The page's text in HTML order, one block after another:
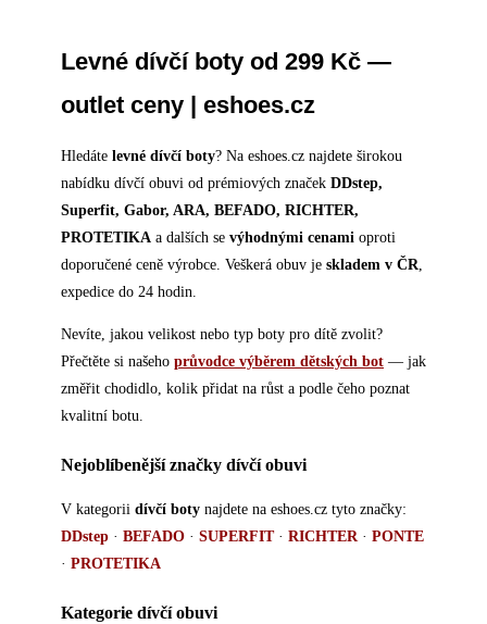
Levné dívčí boty od 299 Kč —
outlet ceny | eshoes.cz
Hledáte levné dívčí boty? Na eshoes.cz najdete širokou
nabídku dívčí obuvi od prémiových značek DDstep,
Superfit, Gabor, ARA, BEFADO, RICHTER,
PROTETIKA a dalších se výhodnými cenami oproti
doporučené ceně výrobce. Veškerá obuv je skladem v ČR
expedice do 24 hodin.
Nevíte, jakou velikost nebo typ boty pro dítě zvolit?
Přečtěte si našeho průvodce výběrem dětských bot — jak
změřit chodidlo, kolik přidat na růst a podle čeho poznat
kvalitní botu.
Nejoblíbenější značky dívčí obuvi
V kategorii dívčí boty najdete na eshoes.cz tyto značky:
DDstep · BEFADO · SUPERFIT· RICHTER · PONTE
· PROTETIKA
Kategorie dívčí obuvi